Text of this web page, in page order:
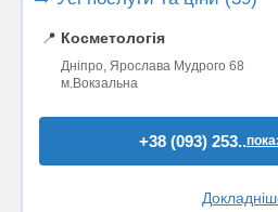
📍 Косметологія
Дніпро, Ярослава Мудрого 68
м.Вокзальна
+38 (093) 253..